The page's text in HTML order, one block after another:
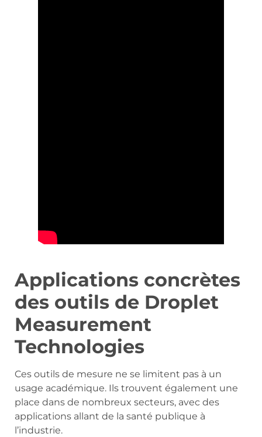
Applications concrètes
des outils de Droplet
Measurement
Technologies
Ces outils de mesure ne se limitent pas à un
usage académique. Ils trouvent également une
place dans de nombreux secteurs, avec des
applications allant de la santé publique à
l’industrie.